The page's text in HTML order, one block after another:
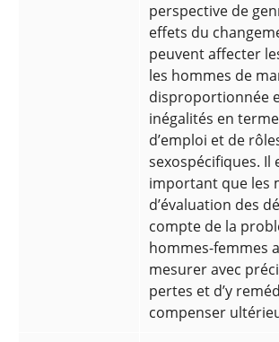
perspective de
effets du
peuvent affecter
les hommes de
disproportionnée
inégalités en
d’emploi et de
sexospécifiques. Il
important que les
d’évaluation des
compte de la
hommes-femmes
mesurer avec
pertes et d’y
compenser